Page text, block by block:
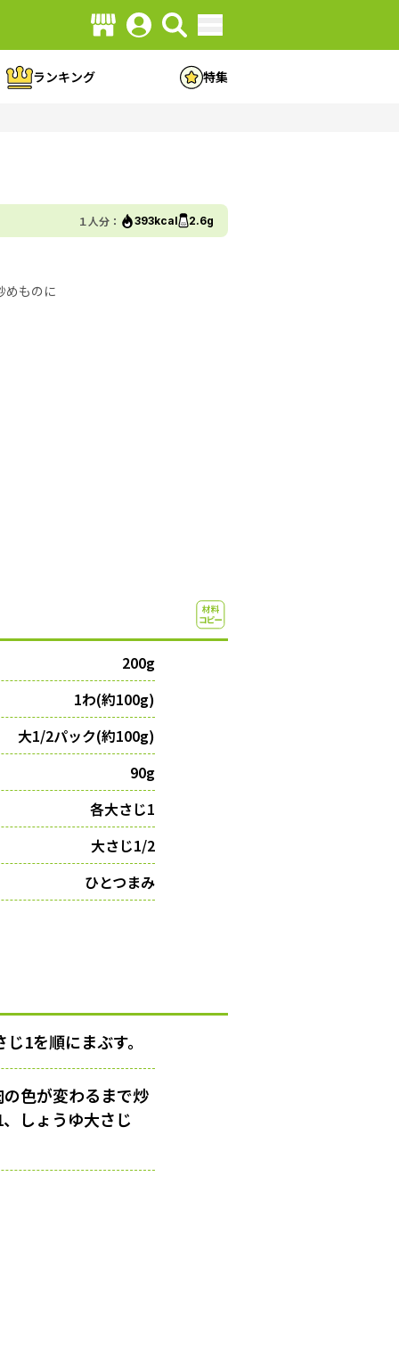
ランキング 特集
１人分： 393kcal 2.6g
めものに
200g
1わ(約100g)
大1/2パック(約100g)
90g
各大さじ1
大さじ1/2
ひとつまみ
1を順にまぶす。
色が変わるまで炒
しょうゆ大さじ